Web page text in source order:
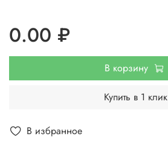
В избранное
0.00 ₽
В корзину
Купить в 1 клик